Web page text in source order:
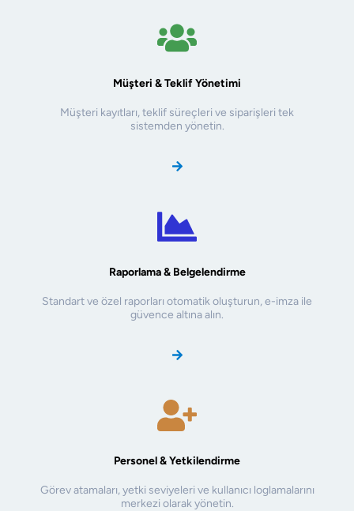
Müşteri & Teklif Yönetimi
Müşteri kayıtları, teklif süreçleri ve siparişleri tek
sistemden yönetin.
Raporlama & Belgelendirme
Standart ve özel raporları otomatik oluşturun, e-imza ile
güvence altına alın.
Personel & Yetkilendirme
Görev atamaları, yetki seviyeleri ve kullanıcı loglamalarını
merkezi olarak yönetin.